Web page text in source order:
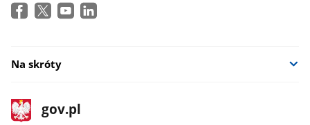
Na skróty
stopka
gov.pl
Strona
gov.pl